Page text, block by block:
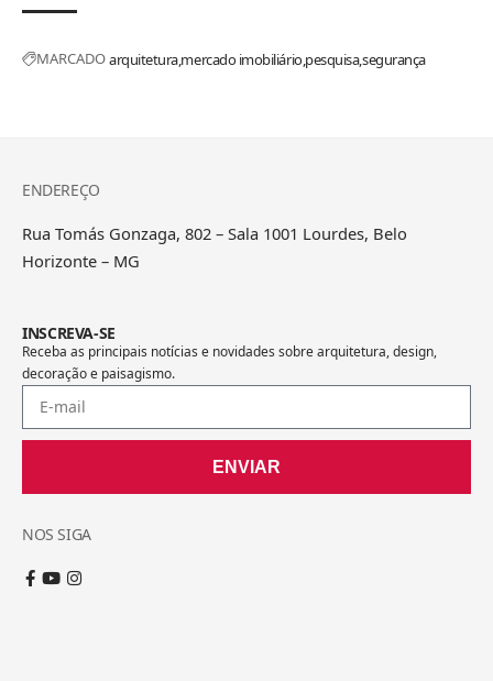
MARCADOarquiteturamercado imobiliáriopesquisasegurança
ENDEREÇO
Rua Tomás Gonzaga, 802 – Sala 1001 Lourdes, Belo
Horizonte – MG
INSCREVA-SE
Receba as principais notícias e novidades sobre arquitetura, design,
decoração e paisagismo.
ENVIAR
NOS SIGA